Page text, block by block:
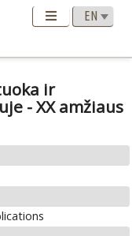
ir
- XX amžiaus